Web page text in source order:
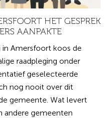
HET GESPREK
AANPAKTE
in Amersfoort koos de
raadpleging onder
geselecteerde
nog nooit over dit
gemeente. Wat levert
andere gemeenten